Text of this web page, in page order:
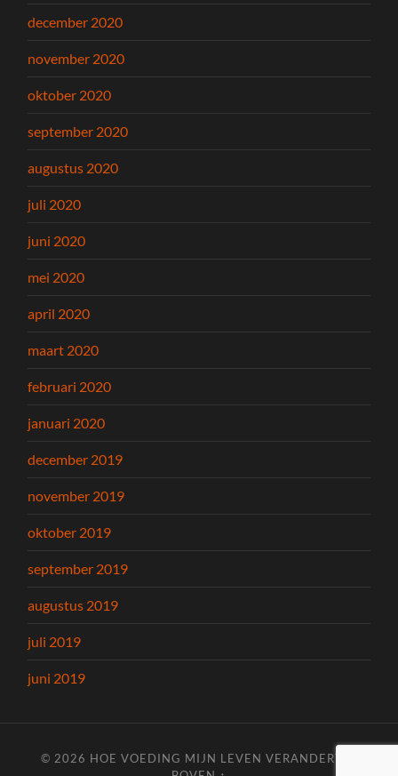
december 2020
november 2020
oktober 2020
september 2020
augustus 2020
juli 2020
juni 2020
mei 2020
april 2020
maart 2020
februari 2020
januari 2020
december 2019
november 2019
oktober 2019
september 2019
augustus 2019
juli 2019
juni 2019
© 2026 HOE VOEDING MIJN LEVEN VERANDERT